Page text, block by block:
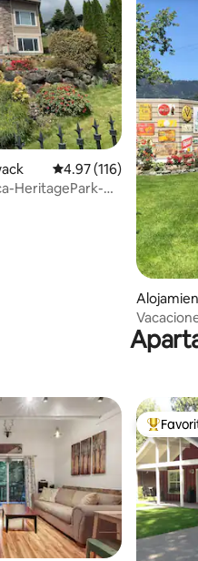
Calificación promedio:
4.97 (116)
HeritagePark-